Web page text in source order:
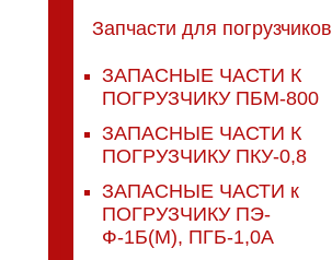
Запчасти для погрузчиков
ЗАПАСНЫЕ ЧАСТИ К
ПОГРУЗЧИКУ ПБМ-800
ЗАПАСНЫЕ ЧАСТИ К
ПОГРУЗЧИКУ ПКУ-0,8
ЗАПАСНЫЕ ЧАСТИ к
ПОГРУЗЧИКУ ПЭ-
Ф-1Б(М), ПГБ-1,0А